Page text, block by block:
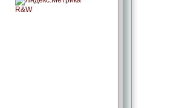
R&W